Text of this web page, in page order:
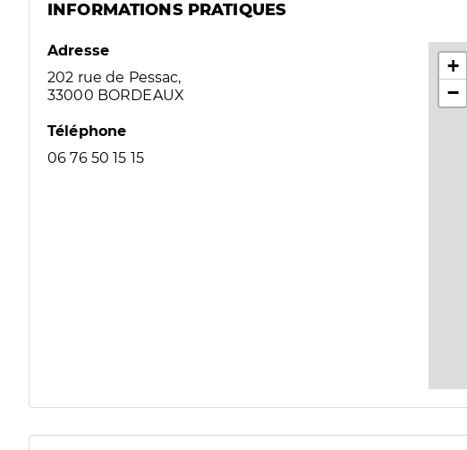
INFORMATIONS PRATIQUES
Adresse
202 rue de Pessac,
33000 BORDEAUX
Téléphone
06 76 50 15 15
+
−